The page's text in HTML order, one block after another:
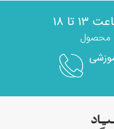
۱۸
محصول